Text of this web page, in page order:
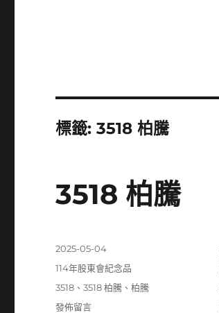
標籤:3518 柏騰
3518 柏騰
發
期:
2025-05-04
分
114年股東會紀念品
標
籤
3518 、3518 柏騰 、柏騰
在
發佈留言